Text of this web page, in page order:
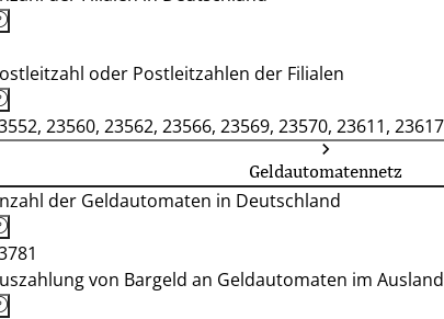
oder Postleitzahlen der Filialen
23560, 23562, 23566, 23569, 23570, 23611, 23617
Geldautomatennetz
der Geldautomaten in Deutschland
von Bargeld an Geldautomaten im